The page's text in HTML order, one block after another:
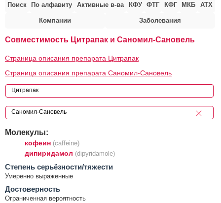
Поиск По алфавиту Активные в-ва КФУ ФТГ КФГ МКБ АТХ
Компании Заболевания
Совместимость Цитрапак и Саномил-Сановель
Страница описания препарата Цитрапак
Страница описания препарата Саномил-Сановель
Молекулы:
кофеин (caffeine)
дипиридамол (dipyridamole)
Cтепень серьёзности/тяжести
Умеренно выраженные
Достоверность
Ограниченная вероятность